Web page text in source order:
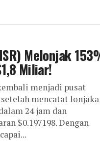
Melonjak
Miliar!
menjadi pusat
mencatat
24 jam dan
$0.197198. Dengan